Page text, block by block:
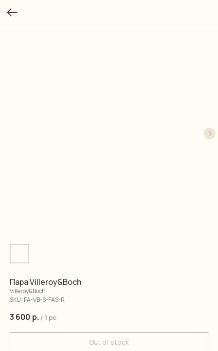
Пара Villeroy&Boch
Villeroy&Boch
SKU: PA-VB-S-FAS-R
3 600 р. / 1 pc
Out of stock